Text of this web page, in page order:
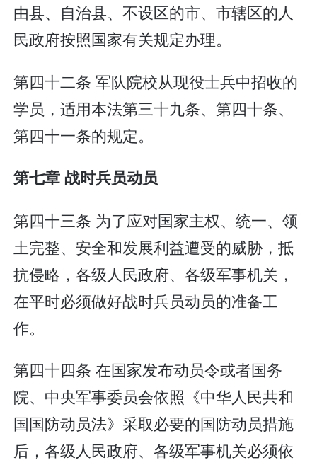
由县、自治县、不设区的市、市辖区的人
民政府按照国家有关规定办理。
第四十二条 军队院校从现役士兵中招收的
学员，适用本法第三十九条、第四十条、
第四十一条的规定。
第七章 战时兵员动员
第四十三条 为了应对国家主权、统一、领
土完整、安全和发展利益遭受的威胁，抵
抗侵略，各级人民政府、各级军事机关，
在平时必须做好战时兵员动员的准备工
作。
第四十四条 在国家发布动员令或者国务
院、中央军事委员会依照《中华人民共和
国国防动员法》采取必要的国防动员措施
后，各级人民政府、各级军事机关必须依